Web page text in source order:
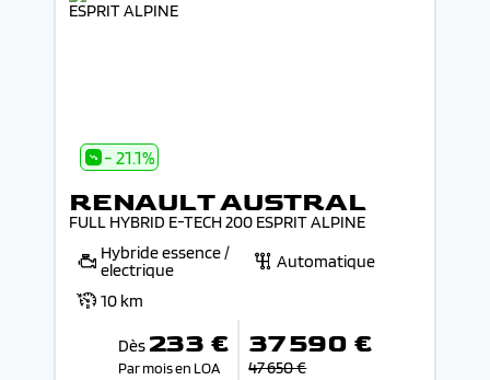
- 21.1%
RENAULT AUSTRAL
FULL HYBRID E-TECH 200 ESPRIT ALPINE
Hybride essence /
electrique
Automatique
10 km
Dès 233 €
Par mois en LOA
37 590 €
47 650 €